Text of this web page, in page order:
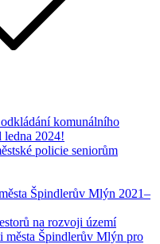
komunálního
ledna 2024!
policie seniorům
Špindlerův Mlýn 2021–
na rozvoji území
města Špindlerův Mlýn pro